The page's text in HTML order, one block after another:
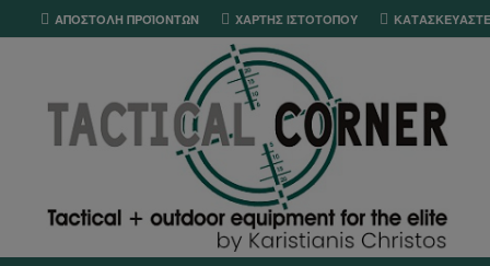
ΑΠΟΣΤΟΛΉ ΠΡΟΪΌΝΤΩΝ ΧΆΡΤΗΣ ΙΣΤΌΤΟΠΟΥ